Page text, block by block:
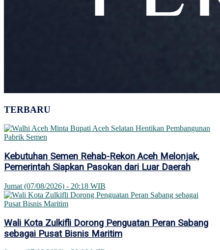
TERBARU
Kebutuhan Semen Rehab-Rekon Aceh Melonjak,
Pemerintah Siapkan Pasokan dari Luar Daerah
Jumat (07/08/2026) - 20:18 WIB
Wali Kota Zulkifli Dorong Penguatan Peran Sabang
sebagai Pusat Bisnis Maritim